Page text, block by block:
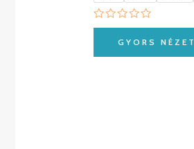
Értékelés:
5
GYORS NÉZET